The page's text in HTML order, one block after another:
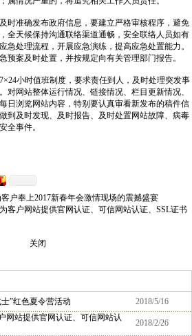
时准确发布政府信息，要建立严格审核程序，避免
全天候保持沟通联络渠道通畅，安全联络人员如有
急处理流程，开展应急演练，提高应急处置能力。
预案及时处置，并按规定向有关管理部门报告。
小时值班制度，要求责任到人，及时处理突发事
对网站整体运行情况、链接情况、栏目更新情况、
日浏览网站内容，特别要认真审看新发布的稿件信
到及时发现、及时报告、及时处置网站故障、病毒
全事件。
户奉上2017新春年会激情现场的震撼盛宴
客户网站提供官网认证、可信网站认证、SSL证书
关闭
”红色夏令营活动
2018/5/16
网站提供官网认证、可信网站认
2018/2/26